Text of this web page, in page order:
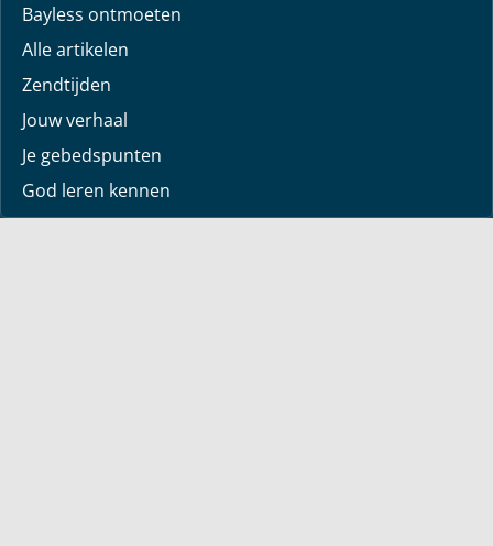
Bayless ontmoeten
Alle artikelen
Zendtijden
Jouw verhaal
Je gebedspunten
God leren kennen
Downloads